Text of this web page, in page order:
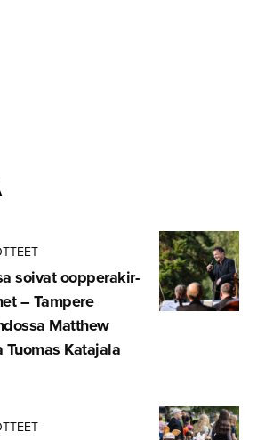
soivat oopperakir­
– Tampere
Matthew
Katajala